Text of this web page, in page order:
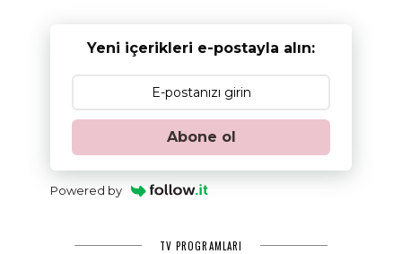
Yeni içerikleri e-postayla alın:
Abone ol
Powered by
TV PROGRAMLARI